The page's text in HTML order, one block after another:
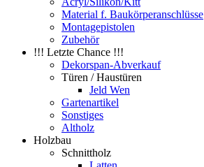
Material f. Baukörperanschlüsse
Montagepistolen
Zubehör
!!! Letzte Chance !!!
Dekorspan-Abverkauf
Türen / Haustüren
Jeld Wen
Gartenartikel
Sonstiges
Altholz
Holzbau
Schnittholz